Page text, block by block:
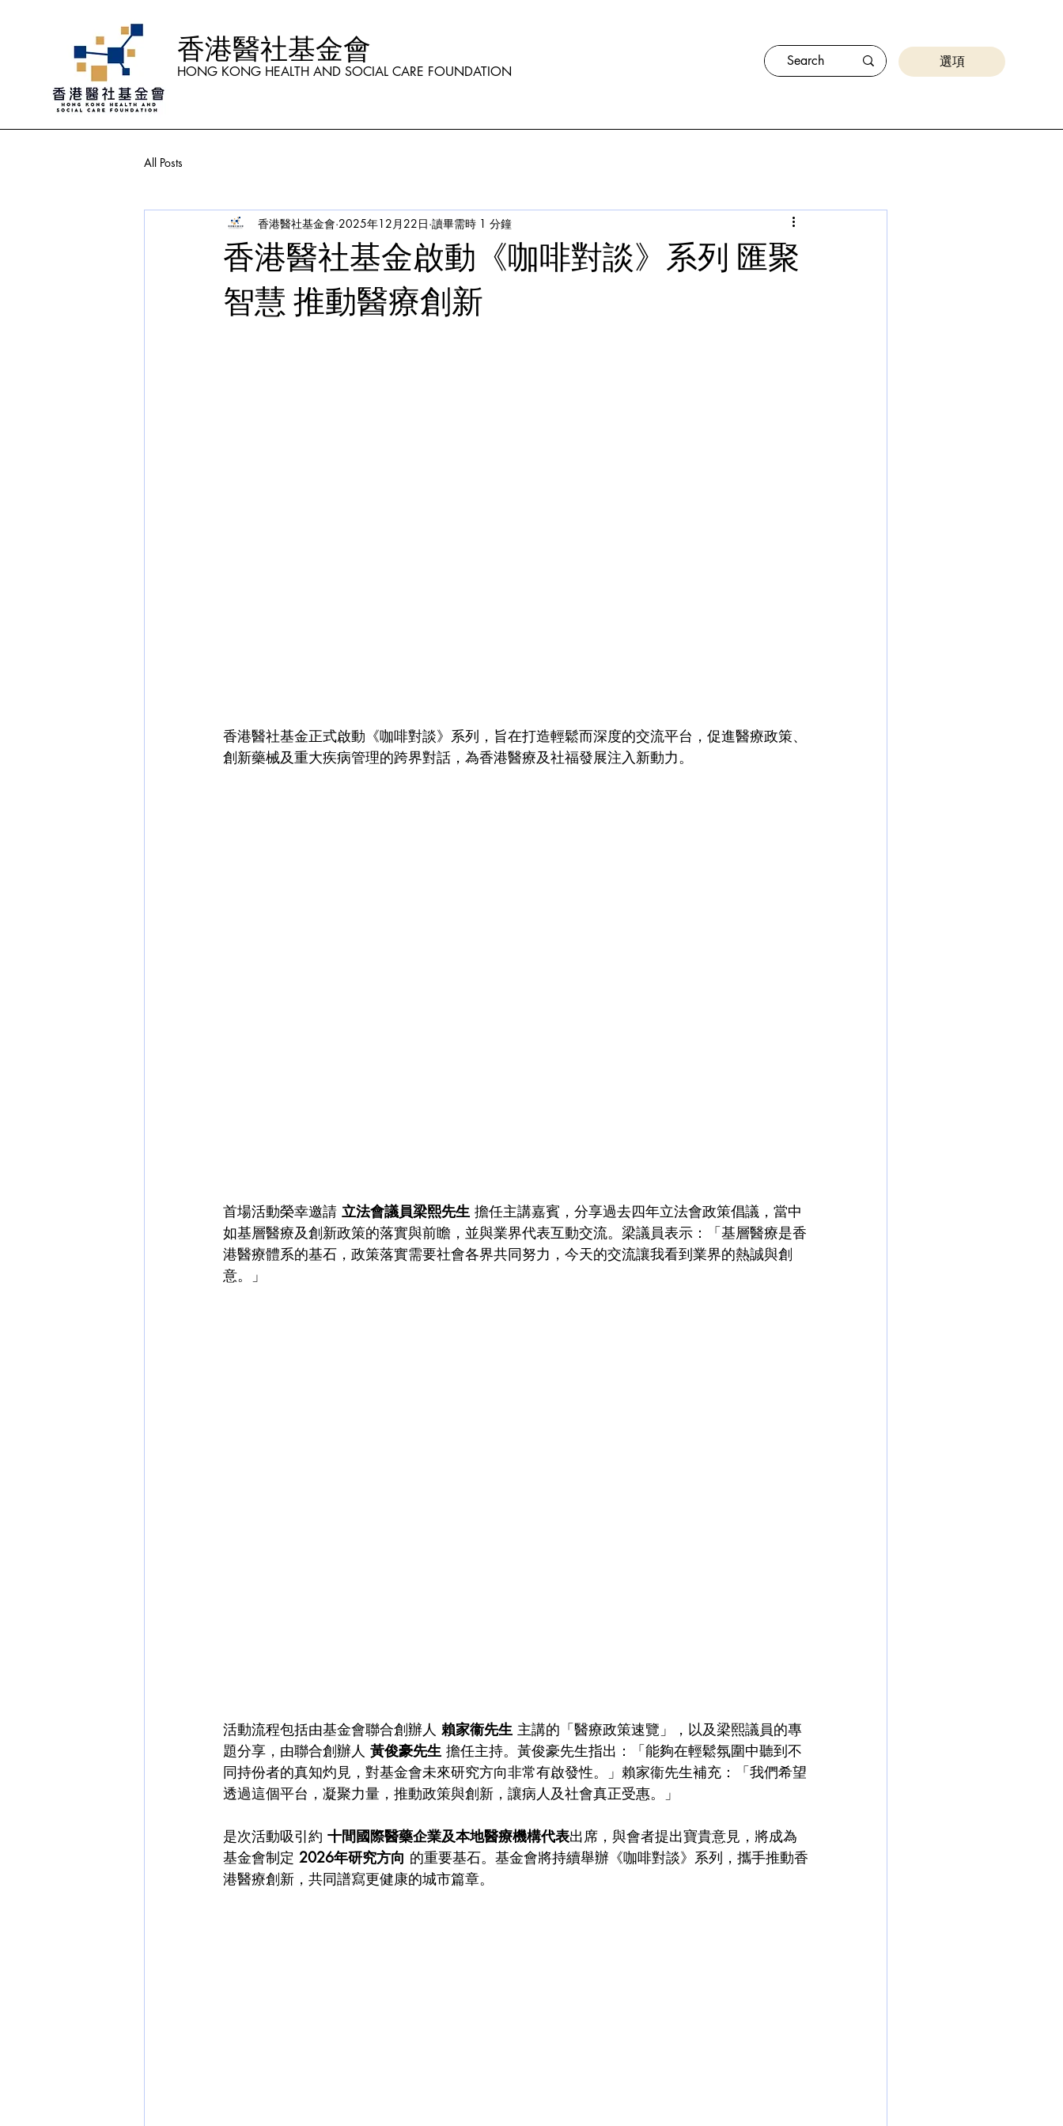
選項
香港醫社基金會
HONG KONG HEALTH AND SOCIAL CARE FOUNDATION
All Posts
香港醫社基金啟動《咖啡對談》系列 匯聚
智慧 推動醫療創新
香港醫社基金會 2025年12月22日 讀畢需時 1 分鐘
香港醫社基金正式啟動《咖啡對談》系列，旨在打造輕鬆而深度的交流平台，促進醫療政策、
創新藥械及重大疾病管理的跨界對話，為香港醫療及社福發展注入新動力。
首場活動榮幸邀請 立法會議員梁熙先生 擔任主講嘉賓，分享過去四年立法會政策倡議，當中
如基層醫療及創新政策的落實與前瞻，並與業界代表互動交流。梁議員表示：「基層醫療是香
港醫療體系的基石，政策落實需要社會各界共同努力，今天的交流讓我看到業界的熱誠與創
意。」
活動流程包括由基金會聯合創辦人 賴家衞先生 主講的「醫療政策速覽」，以及梁熙議員的專
題分享，由聯合創辦人 黃俊豪先生 擔任主持。黃俊豪先生指出：「能夠在輕鬆氛圍中聽到不
同持份者的真知灼見，對基金會未來研究方向非常有啟發性。」賴家衞先生補充：「我們希望
透過這個平台，凝聚力量，推動政策與創新，讓病人及社會真正受惠。」
是次活動吸引約 十間國際醫藥企業及本地醫療機構代表出席，與會者提出寶貴意見，將成為
基金會制定 2026年研究方向 的重要基石。基金會將持續舉辦《咖啡對談》系列，攜手推動香
港醫療創新，共同譜寫更健康的城市篇章。